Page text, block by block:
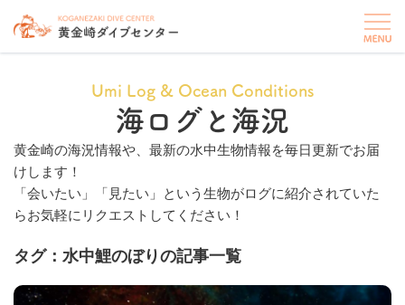
Umi Log & Ocean Conditions
海ログと海況
黄金崎の海況情報や、最新の水中生物情報を毎日更新でお届
けします！
「会いたい」「見たい」という生物がログに紹介されていた
らお気軽にリクエストしてください！
タグ：水中鯉のぼりの記事一覧